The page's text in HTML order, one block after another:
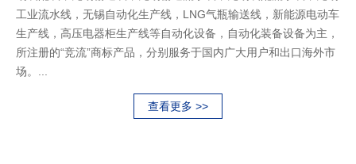
工业流水线，无锡自动化生产线，LNG气瓶输送线，新能源电动车
生产线，高压电器柜生产线等自动化设备，自动化装备设备为主，
所注册的“竞流”商标产品，分别服务于国内广大用户和出口海外市
场。...
查看更多 >>